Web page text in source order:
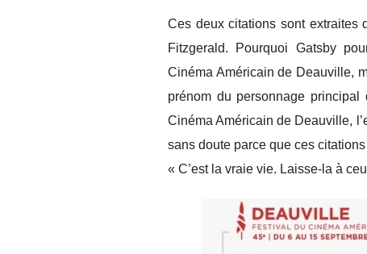
Ces deux citations sont extraites
Fitzgerald. Pourquoi Gatsby
Cinéma Américain de Deauville,
prénom du personnage
Cinéma Américain de Deauville,
sans doute parce que ces
« C’est la vraie vie. Laisse-la à